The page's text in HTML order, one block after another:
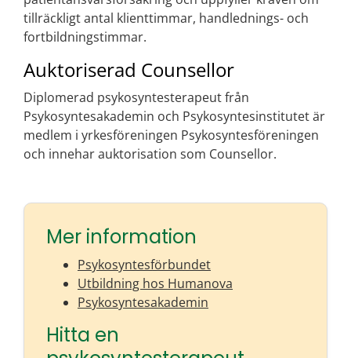
tillräckligt antal klienttimmar, handlednings- och
fortbildningstimmar.
Auktoriserad Counsellor
Diplomerad psykosyntesterapeut från
Psykosyntesakademin och Psykosyntesinstitutet är
medlem i yrkesföreningen Psykosyntesföreningen
och innehar auktorisation som Counsellor.
Mer information
Psykosyntesförbundet
Utbildning hos Humanova
Psykosyntesakademin
Hitta en